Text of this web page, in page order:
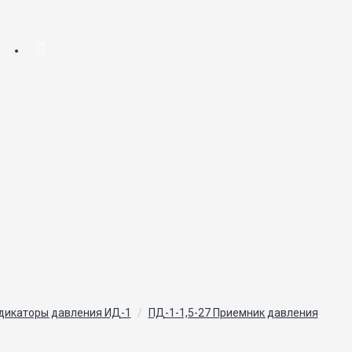
давления ИД-1 ПД-1-1,5-27 Приемник давления